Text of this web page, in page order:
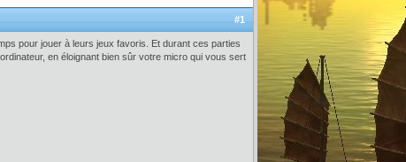
#1
pour jouer à leurs jeux favoris. Et durant ces parties
en éloignant bien sûr votre micro qui vous sert